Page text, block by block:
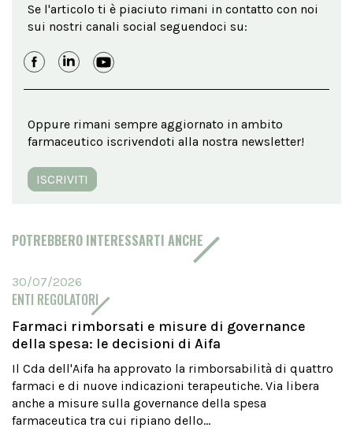
Se l'articolo ti è piaciuto rimani in contatto con noi
sui nostri canali social seguendoci su:
Oppure rimani sempre aggiornato in ambito
farmaceutico iscrivendoti alla nostra newsletter!
ISCRIVITI
POTREBBERO INTERESSARTI ANCHE
30/07/2026
ENTI REGOLATORI
Farmaci rimborsati e misure di governance
della spesa: le decisioni di Aifa
Il Cda dell'Aifa ha approvato la rimborsabilità di quattro
farmaci e di nuove indicazioni terapeutiche. Via libera
anche a misure sulla governance della spesa
farmaceutica tra cui ripiano dello...